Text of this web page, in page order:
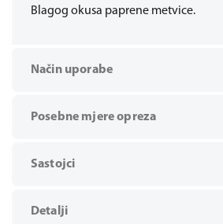
Blagog okusa paprene metvice.
Način uporabe
Posebne mjere opreza
Sastojci
Detalji